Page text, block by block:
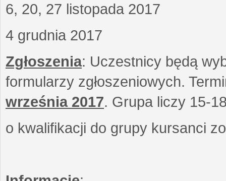
6, 20, 27 listopada 2017
4 grudnia 2017
Zgłoszenia: Uczestnicy będą
formularzy zgłoszeniowych.
września 2017. Grupa liczy 15-
o kwalifikacji do grupy kursanci